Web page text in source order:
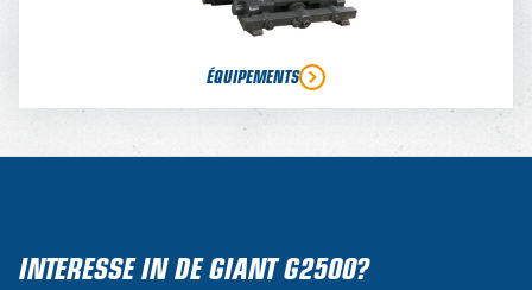
ÉQUIPEMENTS
INTERESSE IN DE GIANT G2500?